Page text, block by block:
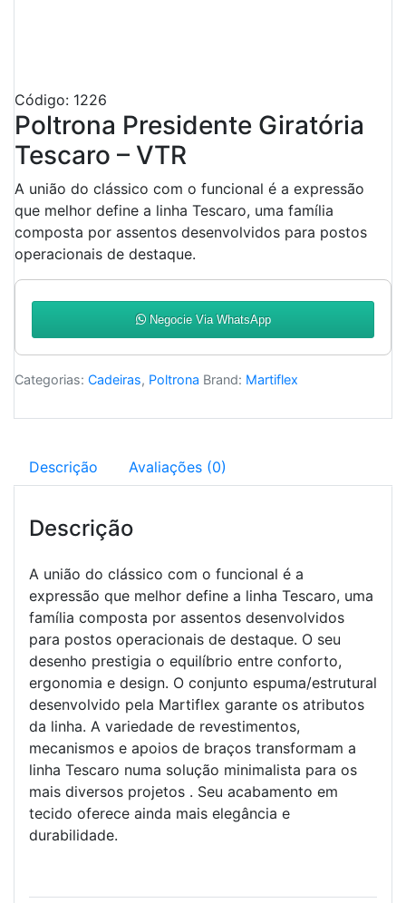
Código: 1226
Poltrona Presidente Giratória
Tescaro – VTR
A união do clássico com o funcional é a expressão
que melhor define a linha Tescaro, uma família
composta por assentos desenvolvidos para postos
operacionais de destaque.
Negocie Via WhatsApp
Categorias: Cadeiras, Poltrona Brand: Martiflex
Descrição Avaliações (0)
Descrição
A união do clássico com o funcional é a
expressão que melhor define a linha Tescaro, uma
família composta por assentos desenvolvidos
para postos operacionais de destaque. O seu
desenho prestigia o equilíbrio entre conforto,
ergonomia e design. O conjunto espuma/estrutural
desenvolvido pela Martiflex garante os atributos
da linha. A variedade de revestimentos,
mecanismos e apoios de braços transformam a
linha Tescaro numa solução minimalista para os
mais diversos projetos . Seu acabamento em
tecido oferece ainda mais elegância e
durabilidade.